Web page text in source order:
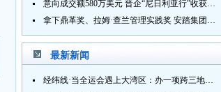
意向成交额580万美元 晋企“尼日利亚行”收获满满
拿下鼎革奖、拉姆·查兰管理实践奖 安踏集团获企业管理权威奖项
最新新闻
经纬线·当全运会遇上大湾区：办一项跨三地的赛事有多硬核？